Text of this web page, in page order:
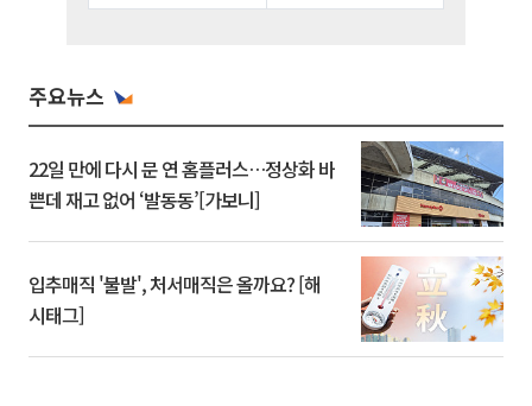
주요뉴스
22일 만에 다시 문 연 홈플러스…정상화 바
쁜데 재고 없어 ‘발동동’[가보니]
입추매직 '불발', 처서매직은 올까요? [해
시태그]